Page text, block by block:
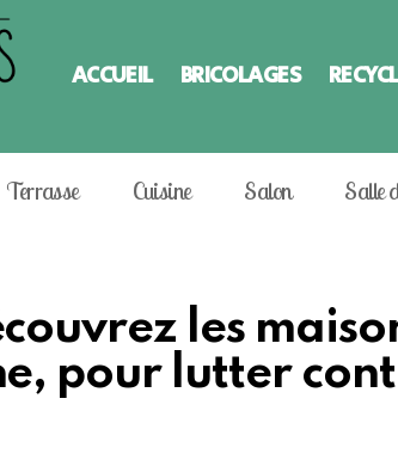
ACCUEIL BRICOLAGES
Terrasse Cuisine Salon Salle
les
pour lutter